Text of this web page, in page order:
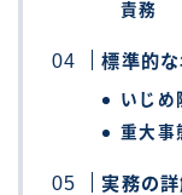
責務
標準的
いじめ
重大事
実務の